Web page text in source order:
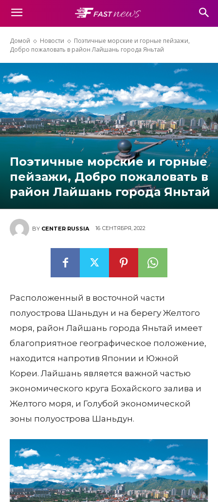
Домой Новости
Поэтичные морские и горные пейзажи,
Добро пожаловать в район Лайшань города Яньтай
Поэтичные морские и горные
пейзажи, Добро пожаловать в
район Лайшань города Яньтай
BY CENTER RUSSIA 16 СЕНТЯБРЯ, 2022
Расположенный в восточной части
полуострова Шаньдун и на берегу Желтого
моря, район Лайшань города Яньтай имеет
благоприятное географическое положение,
находится напротив Японии и Южной
Кореи. Лайшань является важной частью
экономического круга Бохайского залива и
Желтого моря, и Голубой экономической
зоны полуострова Шаньдун.